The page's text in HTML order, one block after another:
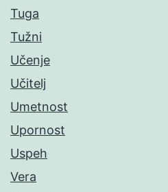
Tuga
Tužni
Učenje
Učitelj
Umetnost
Upornost
Uspeh
Vera